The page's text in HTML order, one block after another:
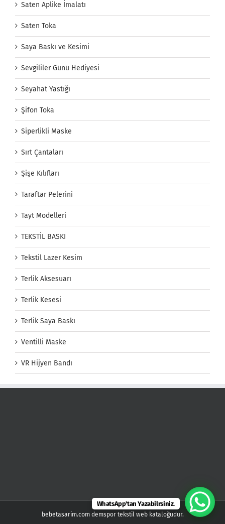
Saten Aplike İmalatı
Saten Toka
Saya Baskı ve Kesimi
Sevgililer Günü Hediyesi
Seyahat Yastığı
Şifon Toka
Siperlikli Maske
Sırt Çantaları
Şişe Kılıfları
Taraftar Pelerini
Tayt Modelleri
TEKSTİL BASKI
Tekstil Lazer Kesim
Terlik Aksesuarı
Terlik Kesesi
Terlik Saya Baskı
Ventilli Maske
VR Hijyen Bandı
bebetasarim.com demspor tekstil web kataloğudur.
WhatsApp'tan Yazabilrsiniz.